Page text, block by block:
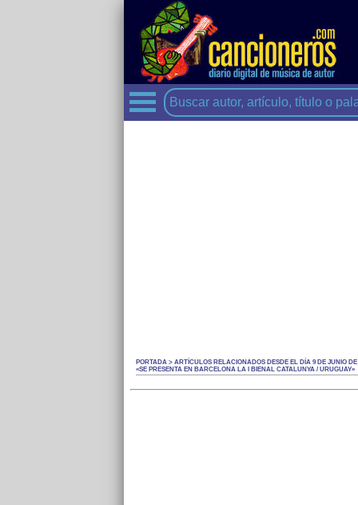
PORTADA > ARTÍCULOS RELACIONADOS DESDE EL DÍA 9 DE JUNIO DE
«SE PRESENTA EN BARCELONA LA I BIENAL CATALUNYA / URUGUAY»